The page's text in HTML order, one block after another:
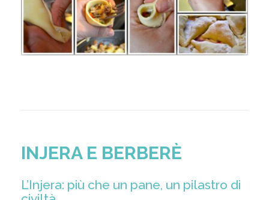
INJERA E BERBERÈ
L’Injera: più che un pane, un pilastro di